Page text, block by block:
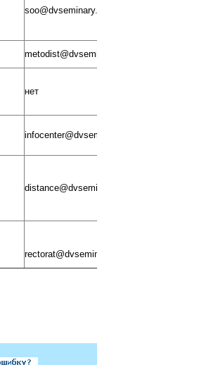
soo@dvseminary.ru
metodist@dvseminary.ru
нет
infocenter@dvseminary.ru
distance@dvseminary.ru
rectorat@dvseminary.ru